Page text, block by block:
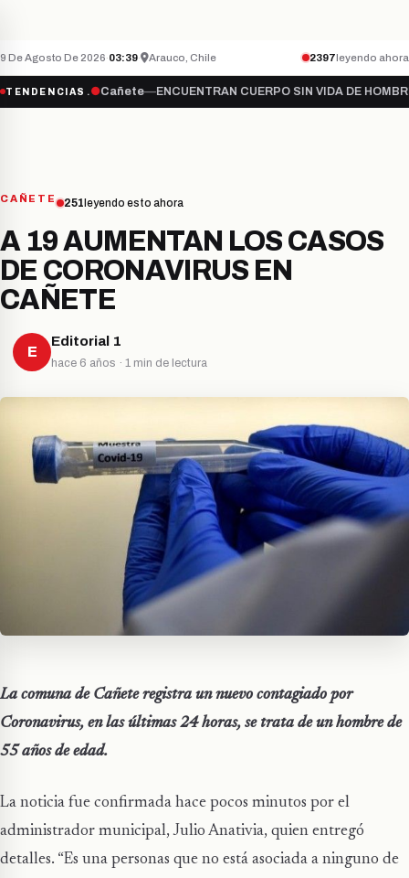
9 De Agosto De 2026·03:39· Arauco, Chile 2397leyendo ahora
TENDENCIAS
● Cañete—ENCUENTRAN CUERPO SIN VIDA DE HOMBRE
CAÑETE 251 leyendo esto ahora
A 19 AUMENTAN LOS CASOS
DE CORONAVIRUS EN
CAÑETE
E
Editorial 1
hace 6 años · 1 min de lectura
La comuna de Cañete registra un nuevo contagiado por
Coronavirus, en las últimas 24 horas, se trata de un hombre de
55 años de edad.
La noticia fue confirmada hace pocos minutos por el
administrador municipal, Julio Anativia, quien entregó
detalles. “Es una personas que no está asociada a ninguno de